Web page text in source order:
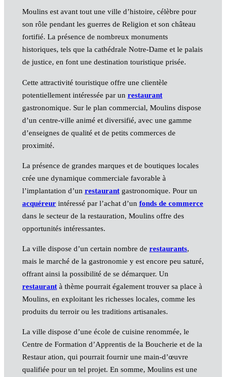
Moulins est avant tout une ville d’histoire, célèbre pour
son rôle pendant les guerres de Religion et son château
fortifié. La présence de nombreux monuments
historiques, tels que la cathédrale Notre-Dame et le palais
de justice, en font une destination touristique prisée.
Cette attractivité touristique offre une clientèle
potentiellement intéressée par un restaurant
gastronomique. Sur le plan commercial, Moulins dispose
d’un centre-ville animé et diversifié, avec une gamme
d’enseignes de qualité et de petits commerces de
proximité.
La présence de grandes marques et de boutiques locales
crée une dynamique commerciale favorable à
l’implantation d’un restaurantgastronomique. Pour un
acquéreurintéressé par l’achat d’un fonds de commerce
dans le secteur de la restauration, Moulins offre des
opportunités intéressantes.
La ville dispose d’un certain nombre de restaurants,
mais le marché de la gastronomie y est encore peu saturé,
offrant ainsi la possibilité de se démarquer. Un
restaurantà thème pourrait également trouver sa place à
Moulins, en exploitant les richesses locales, comme les
produits du terroir ou les traditions artisanales.
La ville dispose d’une école de cuisine renommée, le
Centre de Formation d’Apprentis de la Boucherie et de la
Restaur ation, qui pourrait fournir une main-d’œuvre
qualifiée pour un tel projet. En somme, Moulins est une